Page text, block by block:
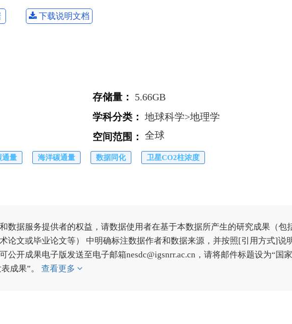
下载说明文档
存储量 ：
5.66GB
学科分类 ： 地球科学>地理学
空间范围 ： 全球
通量 海洋碳通量 数据同化 卫星CO2柱浓度
数据服务提供者的权益，请数据使用者在基于本数据所产生的研究成果（包
论文或毕业论文等） 中明确标注数据作者和数据来源，并按照[引用方式]说
公开成果电子版发送至电子邮箱nesdc@igsnrr.ac.cn，请将邮件标题设为“国
成果”。 查看更多